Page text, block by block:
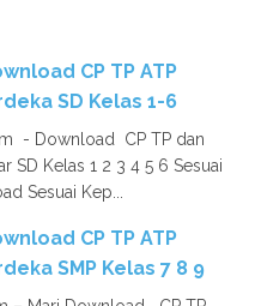
CP TP ATP
SD Kelas 1-6
- Download CP TP dan
SD Kelas 1 2 3 4 5 6 Sesuai
Sesuai Kep...
CP TP ATP
SMP Kelas 7 8 9